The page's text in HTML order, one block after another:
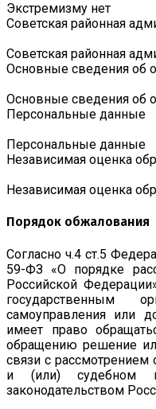
Экстремизму нет
Советская районная
Советская районная
Основные сведения об
Основные сведения об
Персональные данные
Персональные данные
Независимая оценка
Независимая оценка
Порядок обжалования
Согласно ч.4 ст.5
59-ФЗ «О порядке
Российской
государственным
самоуправления или
имеет право
обращению решение
связи с
и (или) судебном
законодательством